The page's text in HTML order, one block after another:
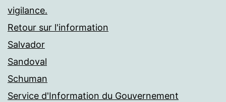
vigilance.
Retour sur l'information
Salvador
Sandoval
Schuman
Service d'Information du Gouvernement